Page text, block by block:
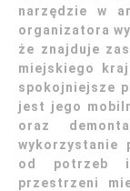
narzędzie w
organizatora
że znajduje
miejskiego
spokojniejsze
jest jego
oraz
wykorzystanie
od potrzeb i
przestrzeni